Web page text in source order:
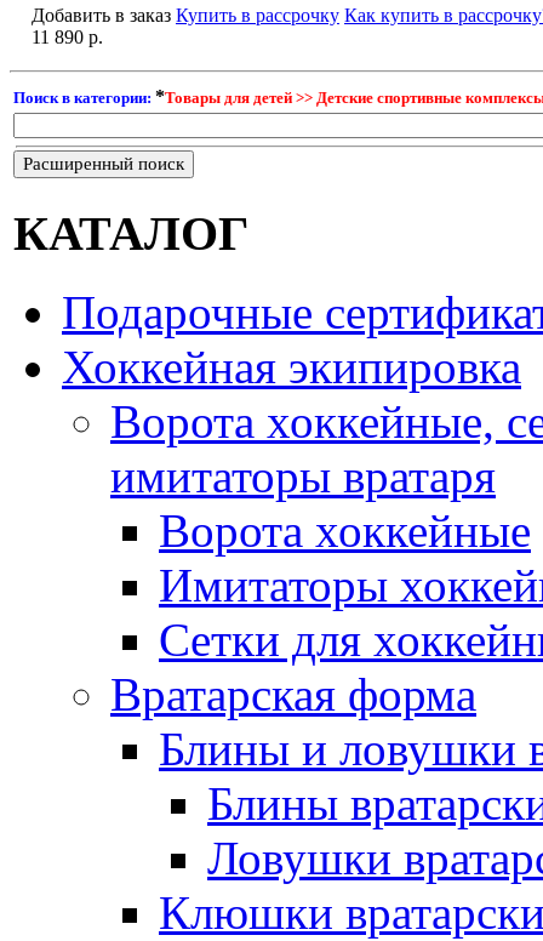
Добавить в заказ Купить в рассрочку Как купить в
11 890 р.
Поиск в категории: *Товары для детей >> Детские спортивные
Расширенный поиск
КАТАЛОГ
Подарочные
Хоккейная экипировка
Ворота хоккейные,
имитаторы вратаря
Ворота хоккейные
Имитаторы
Сетки для
Вратарская форма
Блины и ловушки
Блины
Ловушки
Клюшки